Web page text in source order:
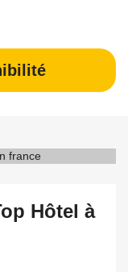
Hôtel à